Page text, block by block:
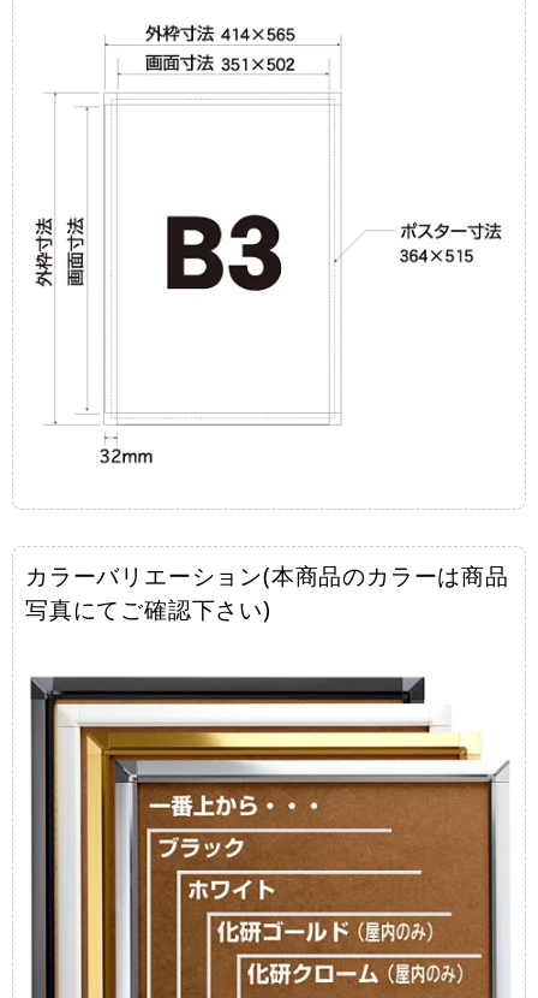
カラーバリエーション(本商品のカラーは商品
写真にてご確認下さい)